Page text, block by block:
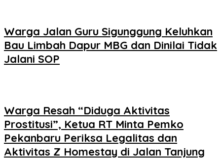
Warga Jalan Guru Sigunggung Keluhkan
Bau Limbah Dapur MBG dan Dinilai Tidak
Jalani SOP
Warga Resah “Diduga Aktivitas
Prostitusi”, Ketua RT Minta Pemko
Pekanbaru Periksa Legalitas dan
Aktivitas Z Homestay di Jalan Tanjung